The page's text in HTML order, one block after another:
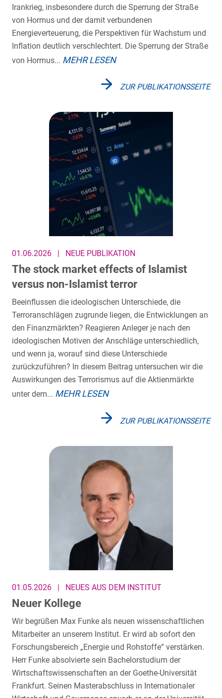
Irankrieg, insbesondere durch die Sperrung der Straße
von Hormus und der damit verbundenen
Energieverteuerung, die Perspektiven für Wachstum und
Inflation deutlich verschlechtert. Die Sperrung der Straße
von Hormus... MEHR LESEN
ZUR PUBLIKATIONSSEITE
01.06.2026 | NEUE PUBLIKATION
The stock market effects of Islamist
versus non-Islamist terror
Beeinflussen die ideologischen Unterschiede, die
Terroranschlägen zugrunde liegen, die Entwicklungen an
den Finanzmärkten? Reagieren Anleger je nach den
ideologischen Motiven der Anschläge unterschiedlich,
und wenn ja, worauf sind diese Unterschiede
zurückzuführen? In diesem Beitrag untersuchen wir die
Auswirkungen des Terrorismus auf die Aktienmärkte
unter dem... MEHR LESEN
ZUR PUBLIKATIONSSEITE
01.05.2026 | NEUES AUS DEM INSTITUT
Neuer Kollege
Wir begrüßen Max Funke als neuen wissenschaftlichen
Mitarbeiter an unserem Institut. Er wird ab sofort den
Forschungsbereich „Energie und Rohstoffe“ verstärken.
Herr Funke absolvierte sein Bachelorstudium der
Wirtschaftswissenschaften an der Goethe-Universität
Frankfurt. Seinen Masterabschluss in Internationaler